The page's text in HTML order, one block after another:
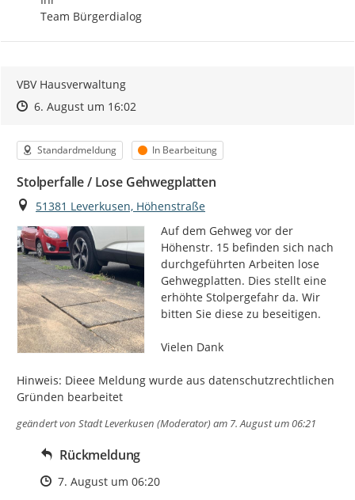
Team Bürgerdialog
VBV Hausverwaltung
Zeitpunkt des Erstellens
Zeitpunkt des Erstellens
6. August um 16:02Zur Äußerung
Kategorie
Standardmeldung Status
In Bearbeitung
Stolperfalle / Lose Gehwegplatten
Ort
51381 Leverkusen, Höhenstraße
Auf dem Gehweg vor der
Höhenstr. 15 befinden sich nach
durchgeführten Arbeiten lose
Gehwegplatten. Dies stellt eine
erhöhte Stolpergefahr da. Wir
bitten Sie diese zu beseitigen.
Vielen Dank
Hinweis: Dieee Meldung wurde aus datenschutzrechtlichen
Gründen bearbeitet
geändert von Stadt Leverkusen (Moderator)am 7. August um 06:21
Rückmeldung
Zeitpunkt des Erstellens
7. August um 06:20